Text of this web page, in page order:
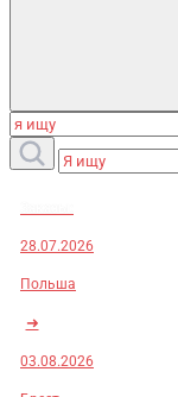
28.07.2026
Польша
➜
03.08.2026